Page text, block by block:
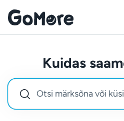
Kuidas